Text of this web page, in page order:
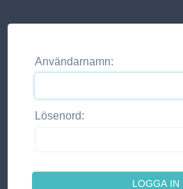
Användarnamn:
Lösenord: